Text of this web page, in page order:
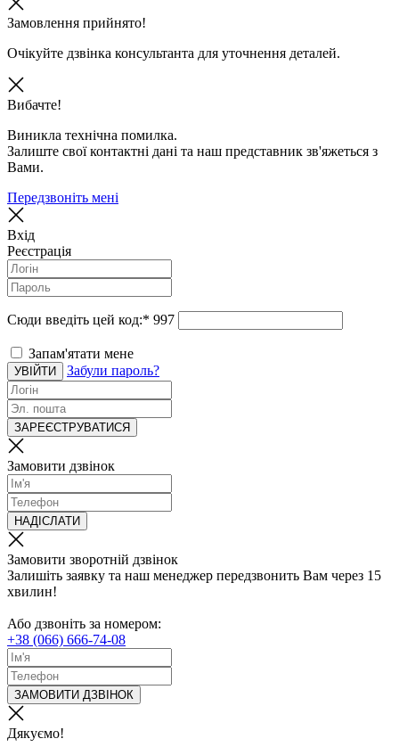
Замовлення прийнято!
Очікуйте дзвінка консультанта для уточнення деталей.
Вибачте!
Виникла технічна помилка.
Залиште свої контактні дані та наш представник зв'яжеться з
Вами.
Передзвоніть мені
Вхід
Реєстрація
Сюди введіть цей код:* 997
Запам'ятати мене
УВІЙТИ Забули пароль?
ЗАРЕЄСТРУВАТИСЯ
Замовити дзвінок
НАДІСЛАТИ
Замовити зворотній дзвінок
Залишіть заявку та наш менеджер передзвонить Вам через 15
хвилин!
Або дзвоніть за номером:
+38 (066) 666-74-08
ЗАМОВИТИ ДЗВІНОК
Дякуємо!